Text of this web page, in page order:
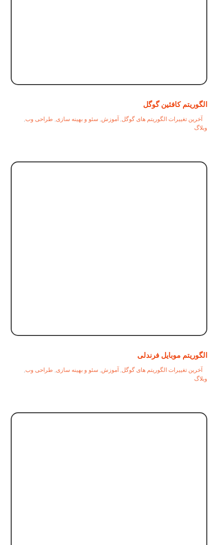
الگوریتم کافئین گوگل
آخرین تغییرات الگوریتم های گوگل, آموزش, سئو و بهینه سازی, طراحی وب,
وبلاگ
الگوریتم موبایل فرندلی
آخرین تغییرات الگوریتم های گوگل,آموزش, سئو و بهینه سازی, طراحی وب,
وبلاگ